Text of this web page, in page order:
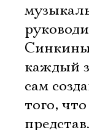
каждый
сам
того,